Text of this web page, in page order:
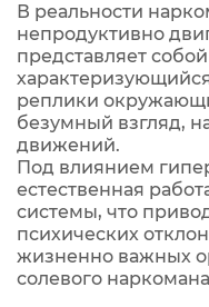
В реальности
непродуктивно
представляет
реплики
безумный взгляд,
движений.
Под влиянием
естественная
системы, что
психических
жизненно важных
солевого